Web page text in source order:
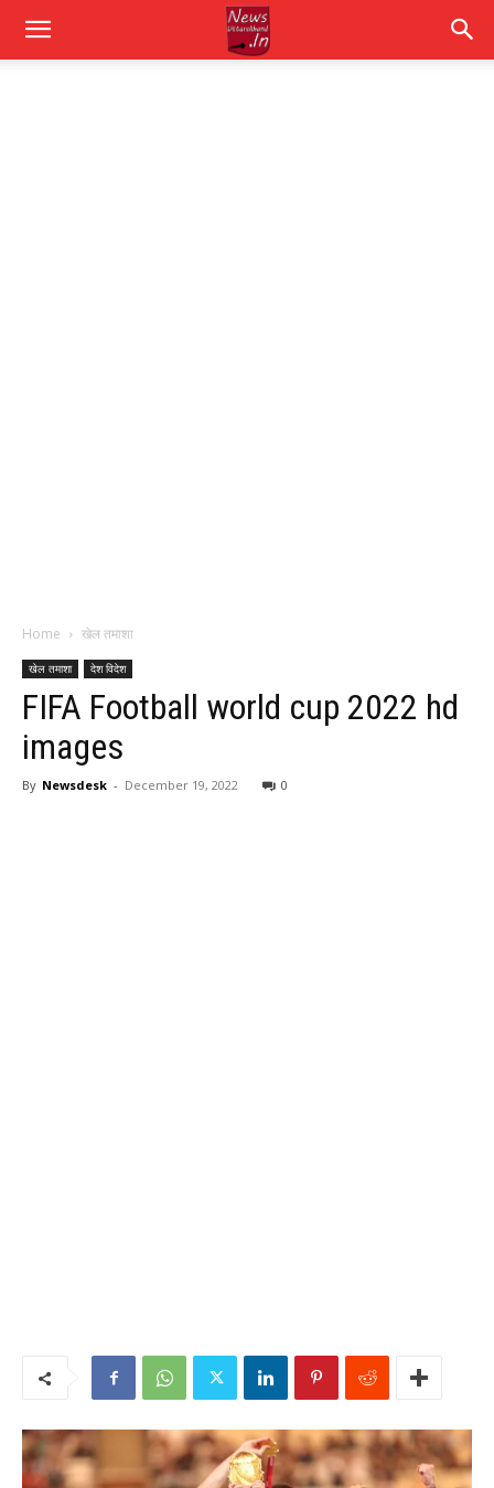
Home खेल तमाशा
खेल तमाशा देश विदेश
FIFA Football world cup 2022 hd
images
By Newsdesk - December 19, 2022 0